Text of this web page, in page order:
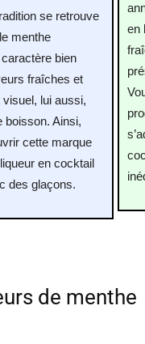
se retrouve
menthe
bien
fraîches et
visuel, lui aussi,
boisson. Ainsi,
cette marque
en cocktail
des glaçons.
en
de menthe